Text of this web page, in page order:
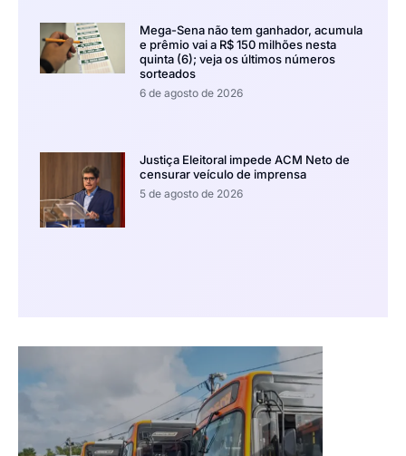
Mega-Sena não tem ganhador, acumula
e prêmio vai a R$ 150 milhões nesta
quinta (6); veja os últimos números
sorteados
6 de agosto de 2026
Justiça Eleitoral impede ACM Neto de
censurar veículo de imprensa
5 de agosto de 2026